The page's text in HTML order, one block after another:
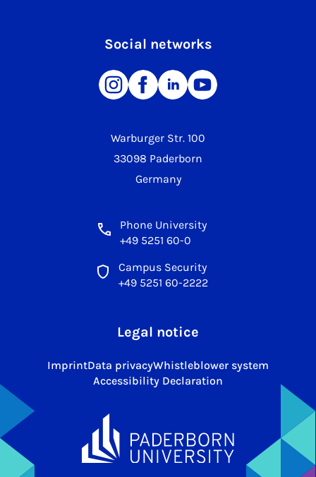
Warburger Str. 100
33098 Paderborn
Germany
Phone University
+49 5251 60-0
Campus Security
+49 5251 60-2222
Social networks
Legal notice
ImprintData privacyWhistleblower system
Accessibility Declaration